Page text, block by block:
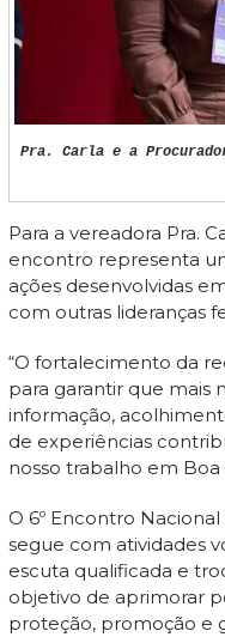
Pra. Carla e a
Para a vereadora Pra.
encontro representa
ações desenvolvidas
com outras lideranças
“O fortalecimento da
para garantir que mais
informação,
de experiências
nosso trabalho em Boa
O 6º Encontro
segue com atividades
escuta qualificada e
objetivo de aprimorar
proteção, promoção e